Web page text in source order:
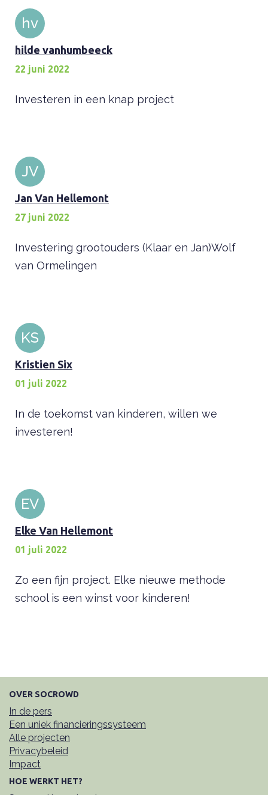
hv
hilde vanhumbeeck
22 juni 2022
Investeren in een knap project
JV
Jan Van Hellemont
27 juni 2022
Investering grootouders (Klaar en Jan)Wolf
van Ormelingen
KS
Kristien Six
01 juli 2022
In de toekomst van kinderen, willen we
investeren!
EV
Elke Van Hellemont
01 juli 2022
Zo een fijn project. Elke nieuwe methode
school is een winst voor kinderen!
OVER SOCROWD
In de pers
Een uniek financieringssysteem
Alle projecten
Privacybeleid
Impact
HOE WERKT HET?